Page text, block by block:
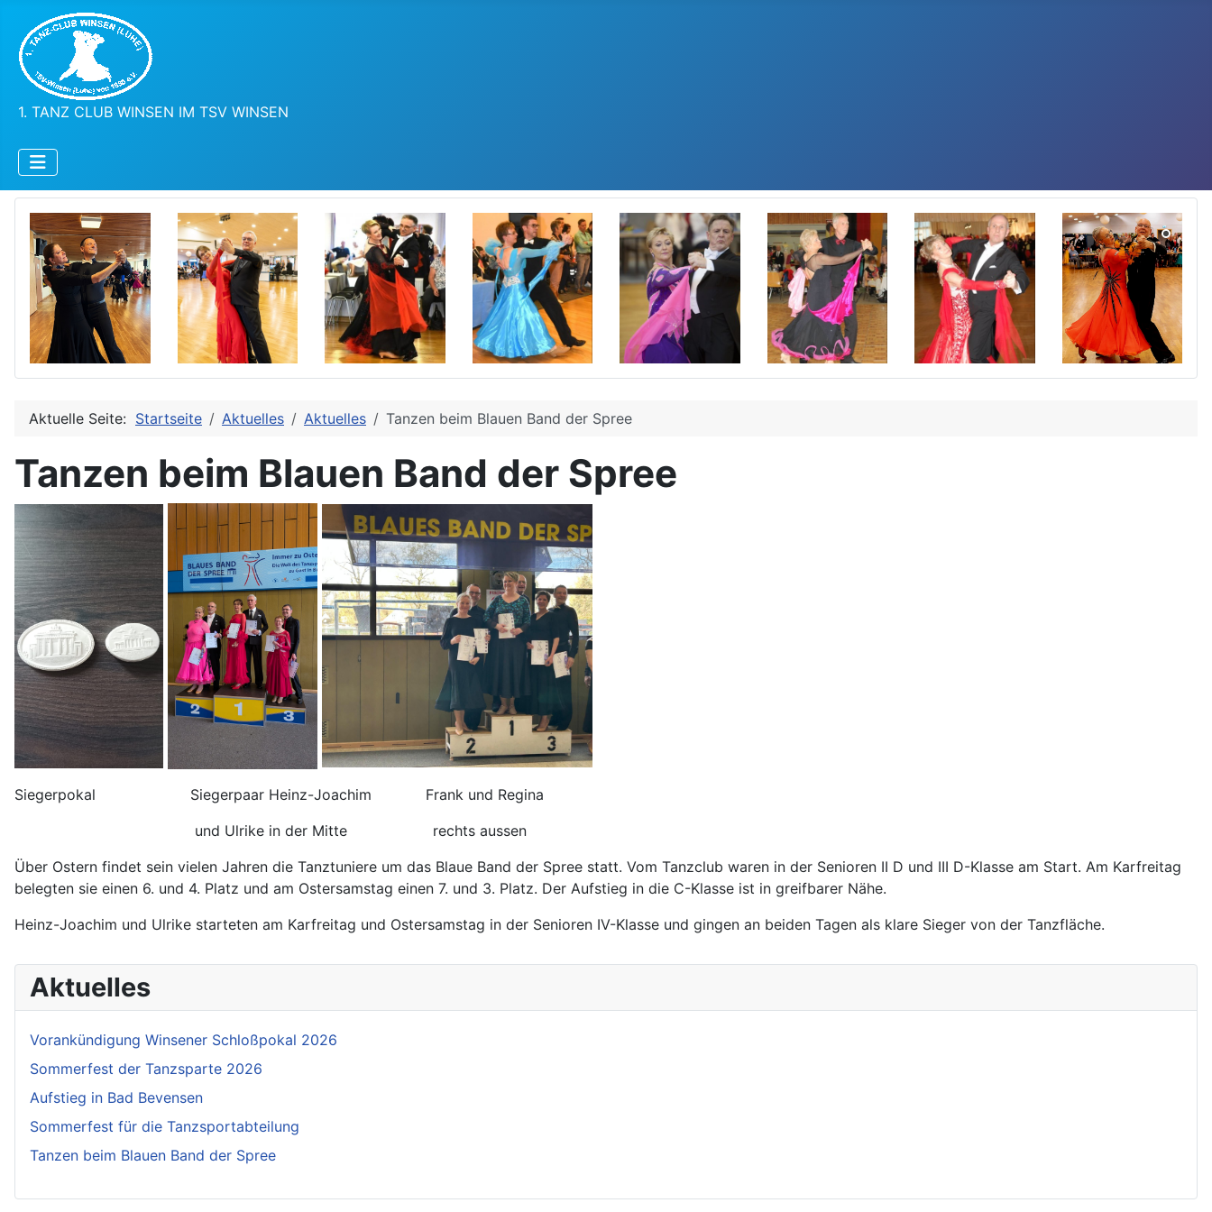
1. TANZ CLUB WINSEN IM TSV WINSEN
Aktuelle Seite: Startseite Aktuelles Aktuelles Tanzen beim Blauen Band der Spree
Tanzen beim Blauen Band der Spree
Siegerpokal Siegerpaar Heinz-Joachim Frank und Regina
und Ulrike in der Mitte rechts aussen
Über Ostern findet sein vielen Jahren die Tanztuniere um das Blaue Band der Spree statt. Vom Tanzclub waren in der Senioren II D und III D-Klasse am Start. Am Karfreitag
belegten sie einen 6. und 4. Platz und am Ostersamstag einen 7. und 3. Platz. Der Aufstieg in die C-Klasse ist in greifbarer Nähe.
Heinz-Joachim und Ulrike starteten am Karfreitag und Ostersamstag in der Senioren IV-Klasse und gingen an beiden Tagen als klare Sieger von der Tanzfläche.
Aktuelles
Vorankündigung Winsener Schloßpokal 2026
Sommerfest der Tanzsparte 2026
Aufstieg in Bad Bevensen
Sommerfest für die Tanzsportabteilung
Tanzen beim Blauen Band der Spree